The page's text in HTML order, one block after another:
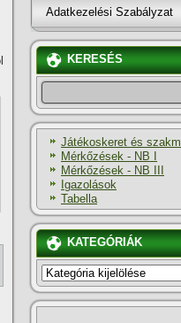
Adatkezelési Szabályzat
KERESÉS
Játékoskeret és
Mérkőzések - NB I
Mérkőzések - NB III
Igazolások
Tabella
KATEGÓRIÁK
KATEGÓRIÁK